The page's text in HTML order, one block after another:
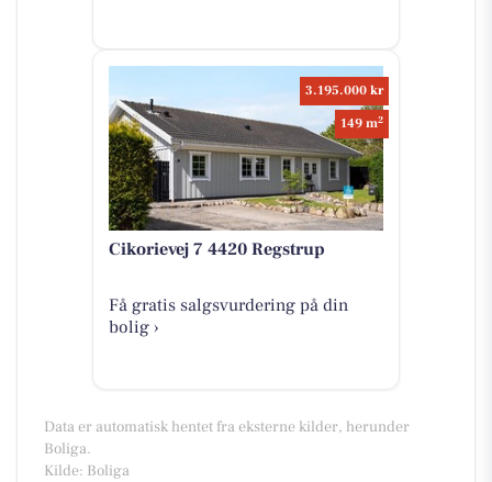
3.195.000 kr
149 m2
Cikorievej 7 4420 Regstrup
Få gratis salgsvurdering på din
bolig ›
Data er automatisk hentet fra eksterne kilder, herunder
Boliga.
Kilde: Boliga